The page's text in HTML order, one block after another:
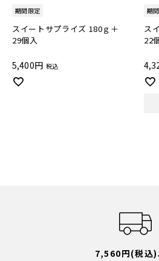
期間限定
スイートサプライズ 180ｇ＋
29個入
5,400 税込
期
ス
22
7,560円(税込)